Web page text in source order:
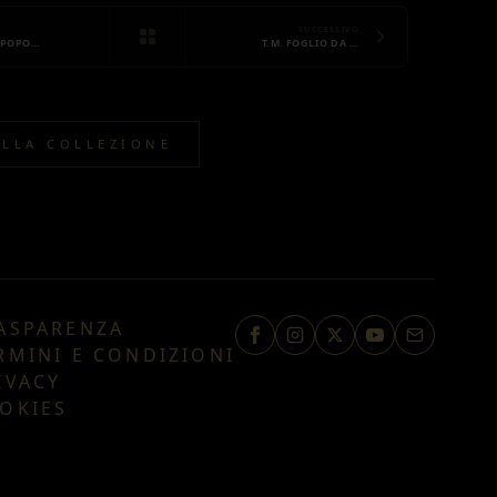
T.M. FOGLIO DA …
COLLEZIONE
E CONDIZIONI